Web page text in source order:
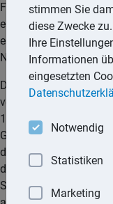
Finanzgerichts
eines gegen eine
entfallene
Der Kläger erwarb im
verstorbenen Vater
12,5 % des
die i. H. v. 187.500
dessen Tod unter
Solidaritätszuschlag
stimmen Sie
diese Zwecke
Ihre
Informationen
eingesetzten
Notwendig
Statistiken
Marketing